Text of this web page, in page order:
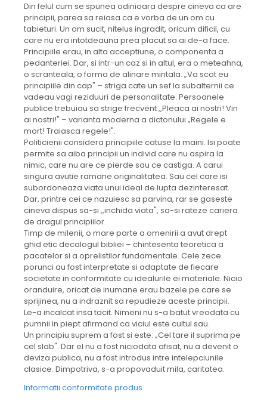
Din felul cum se spunea odinioara despre cineva ca are
principii, parea sa reiasa ca e vorba de un om cu
tabieturi. Un om sucit, nitelus ingradit, oricum dificil, cu
care nu era intotdeauna prea placut sa ai de-a face.
Principiile erau, in alta acceptiune, o componenta a
pedanteriei. Dar, si intr-un caz si in altul, era o meteahna,
o scranteala, o forma de alinare mintala. „Va scot eu
principiile din cap" – striga cate un sef la subalternii ce
vadeau vagi reziduuri de personalitate. Persoanele
publice trebuiau sa strige frecvent ,,Pleaca ai nostri! Vin
ai nostri!" – varianta moderna a dictonului „Regele e
mort! Traiasca regele!".
Politicienii considera principiile catuse la maini. Isi poate
permite sa aiba principii un individ care nu aspira la
nimic, care nu are ce pierde sau ce castiga. A carui
singura avutie ramane originalitatea. Sau cel care isi
subordoneaza viata unui ideal de lupta dezinteresat.
Dar, printre cei ce nazuiesc sa parvina, rar se gaseste
cineva dispus sa-si ,,inchida viata", sa-si rateze cariera
de dragul principiilor.
Timp de milenii, o mare parte a omenirii a avut drept
ghid etic decalogul bibliei – chintesenta teoretica a
pacatelor si a oprelistilor fundamentale. Cele zece
porunci au fost interpretate si adaptate de fiecare
societate in conformitate cu idealurile ei materiale. Nicio
oranduire, oricat de inumane erau bazele pe care se
sprijinea, nu a indraznit sa repudieze aceste principii.
Le-a incalcat insa tacit. Nimeni nu s-a batut vreodata cu
pumnii in piept afirmand ca viciul este cultul sau.
Un principiu suprem a fost si este: „Cel tare il suprima pe
cel slab". Dar el nu a fost niciodata afisat, nu a devenit o
deviza publica, nu a fost introdus intre intelepciunile
clasice. Dimpotriva, s-a propovaduit mila, caritatea.
Informatii conformitate produs